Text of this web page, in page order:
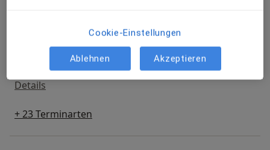
CMD / Kiefergelenk (Beratung)
Endodontologie
Details
+ 23 Terminarten
Cookie-Einstellungen
Ablehnen Akzeptieren